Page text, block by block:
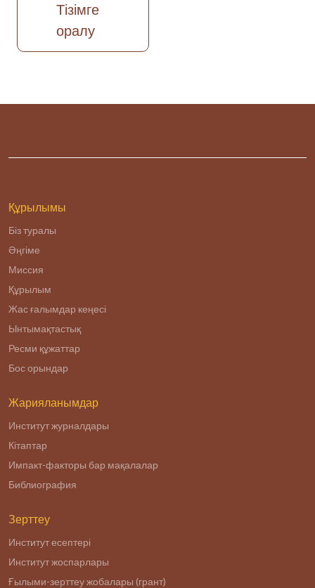
Тізімге
оралу
Құрылымы
Біз туралы
Әңгіме
Миссия
Құрылым
Жас ғалымдар кеңесі
Ынтымақтастық
Ресми құжаттар
Бос орындар
Жарияланымдар
Институт журналдары
Кітаптар
Импакт-факторы бар мақалалар
Библиография
Зерттеу
Институт есептері
Институт жоспарлары
Ғылыми-зерттеу жобалары (грант)